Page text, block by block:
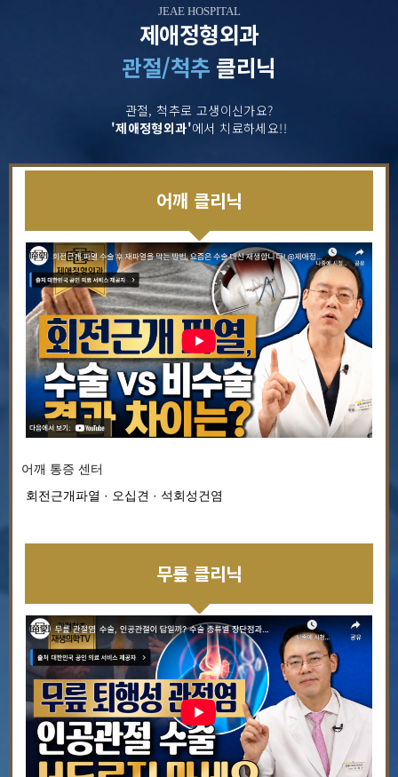
JEAE HOSPITAL
제애정형외과
관절/척추 클리닉
관절, 척추로 고생이신가요?
'제애정형외과'에서 치료하세요!!
어깨 클리닉
어깨 통증 센터
회전근개파열 · 오십견 · 석회성건염
무릎 클리닉